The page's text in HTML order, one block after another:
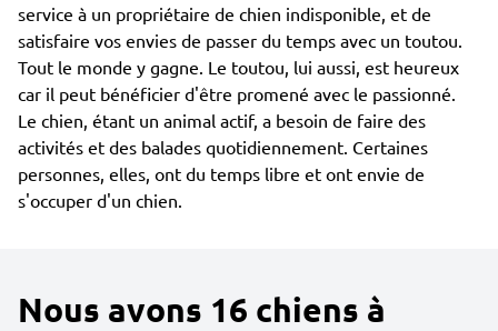
service à un propriétaire de chien indisponible, et de
satisfaire vos envies de passer du temps avec un toutou.
Tout le monde y gagne. Le toutou, lui aussi, est heureux
car il peut bénéficier d'être promené avec le passionné.
Le chien, étant un animal actif, a besoin de faire des
activités et des balades quotidiennement. Certaines
personnes, elles, ont du temps libre et ont envie de
s'occuper d'un chien.
Nous avons 16 chiens à